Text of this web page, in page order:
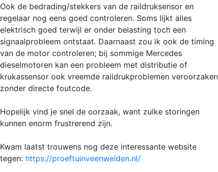
Ook de bedrading/stekkers van de raildruksensor en
regelaar nog eens goed controleren. Soms lijkt alles
elektrisch goed terwijl er onder belasting toch een
signaalprobleem ontstaat. Daarnaast zou ik ook de timing
van de motor controleren; bij sommige Mercedes
dieselmotoren kan een probleem met distributie of
krukassensor ook vreemde raildrukproblemen veroorzaken
zonder directe foutcode.
Hopelijk vind je snel de oorzaak, want zulke storingen
kunnen enorm frustrerend zijn.
Kwam laatst trouwens nog deze interessante website
tegen: https://proeftuinveenweiden.nl/